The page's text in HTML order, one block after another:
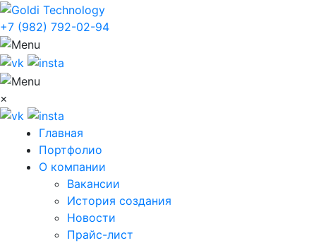
+7 (982) 792-02-94
×
Главная
Портфолио
О компании
Вакансии
История создания
Новости
Прайс-лист